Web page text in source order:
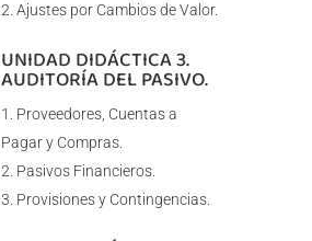
Ajustes por Cambios de Valor.
UNIDAD DIDÁCTICA 3.
AUDITORÍA DEL PASIVO.
Proveedores, Cuentas a
Pagar y Compras.
Pasivos Financieros.
Provisiones y Contingencias.